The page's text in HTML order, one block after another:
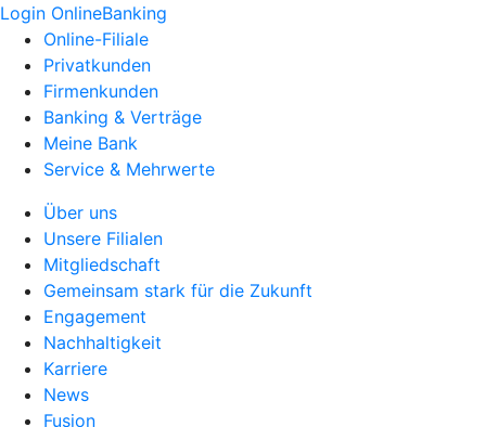
Login OnlineBanking
Online-Filiale
Privatkunden
Firmenkunden
Banking & Verträge
Meine Bank
Service & Mehrwerte
Über uns
Unsere Filialen
Mitgliedschaft
Gemeinsam stark für die Zukunft
Engagement
Nachhaltigkeit
Karriere
News
Fusion